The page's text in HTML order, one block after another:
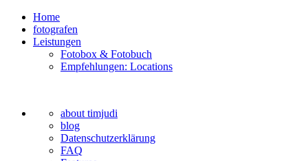
Home
fotografen
Leistungen
Fotobox & Fotobuch
Empfehlungen: Locations
about timjudi
blog
Datenschutzerklärung
FAQ